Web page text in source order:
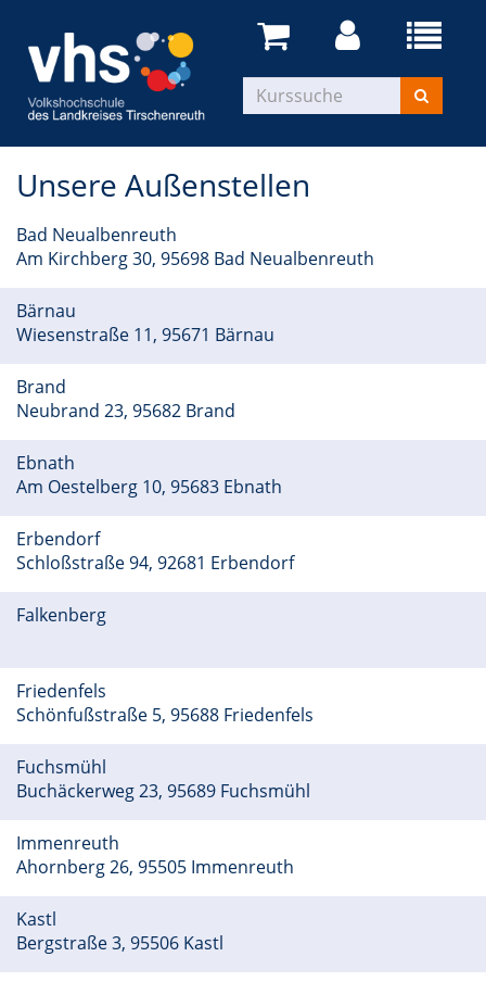
Unsere Außenstellen
Bad Neualbenreuth
Am Kirchberg 30, 95698 Bad Neualbenreuth
Bärnau
Wiesenstraße 11, 95671 Bärnau
Brand
Neubrand 23, 95682 Brand
Ebnath
Am Oestelberg 10, 95683 Ebnath
Erbendorf
Schloßstraße 94, 92681 Erbendorf
Falkenberg
Friedenfels
Schönfußstraße 5, 95688 Friedenfels
Fuchsmühl
Buchäckerweg 23, 95689 Fuchsmühl
Immenreuth
Ahornberg 26, 95505 Immenreuth
Kastl
Bergstraße 3, 95506 Kastl